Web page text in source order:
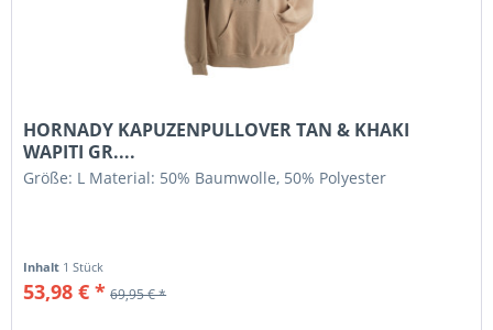
HORNADY KAPUZENPULLOVER TAN & KHAKI
WAPITI GR....
Größe: L Material: 50% Baumwolle, 50% Polyester
Inhalt 1 Stück
53,98 € * 69,95 € *